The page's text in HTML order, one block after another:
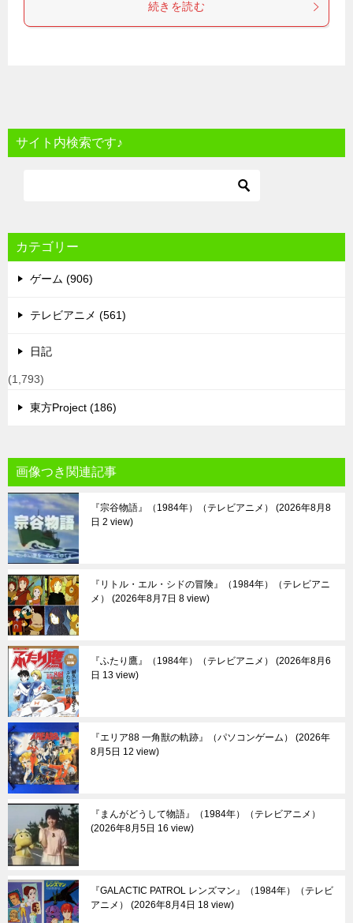
続きを読む
サイト内検索です♪
カテゴリー
ゲーム (906)
テレビアニメ (561)
日記
(1,793)
東方Project (186)
画像つき関連記事
『宗谷物語』（1984年）（テレビアニメ）
2026年8月8
日 2 view
『リトル・エル・シドの冒険』（1984年）（テレビアニ
メ）
2026年8月7日 8 view
『ふたり鷹』（1984年）（テレビアニメ）
2026年8月6
日 13 view
『エリア88 一角獣の軌跡』（パソコンゲーム）
2026年
8月5日 12 view
『まんがどうして物語』（1984年）（テレビアニメ）
2026年8月5日 16 view
『GALACTIC PATROL レンズマン』（1984年）（テレビ
アニメ）
2026年8月4日 18 view